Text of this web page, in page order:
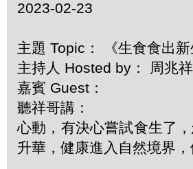
2023-02-23
主題 Topic： 《生食食出
主持人 Hosted by： 周兆
嘉賓 Guest：
聽祥哥講：
心動，有決心嘗試食生了
升華，健康進入自然境界，